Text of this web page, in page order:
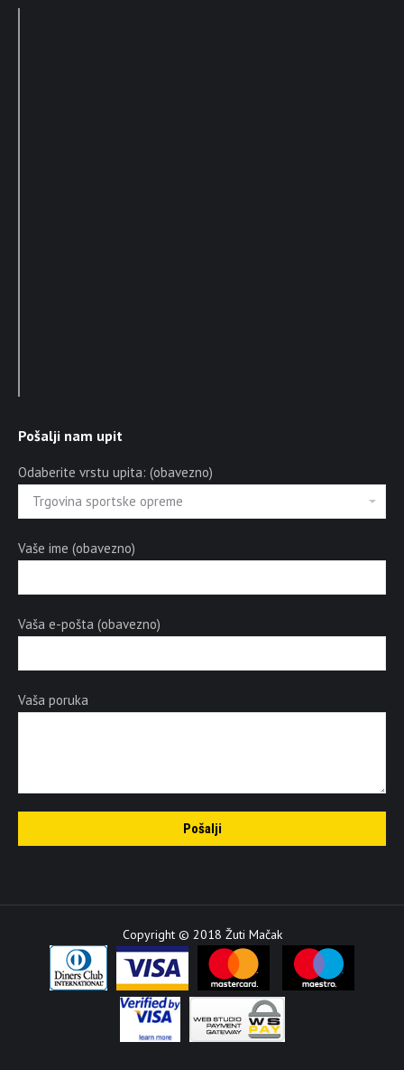
Pošalji nam upit
Odaberite vrstu upita: (obavezno)
Vaše ime (obavezno)
Vaša e-pošta (obavezno)
Vaša poruka
Copyright © 2018 Žuti Mačak